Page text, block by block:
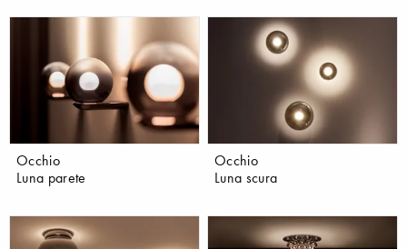
Occhio
Luna parete
Occhio
Luna scura